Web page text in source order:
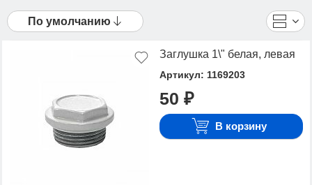
В каталоге представлены Радиаторы отопления
- Комплектующие для радиаторов от ведущих
ознакомиться с фотографиями, описанием товаров,
отзывами покупателей, техническими
характеристиками, а также сравнить
понравившиеся модели и выбрать лучшую
стоимость.
Для того чтобы купить Комплектующие для
По умолчанию
Заглушка 1\" белая, левая
Артикул: 1169203
50 ₽
В корзину